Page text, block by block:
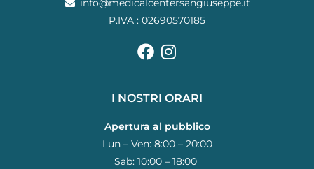
info@medicalcentersangiuseppe.it
P.IVA : 02690570185
I NOSTRI ORARI
Apertura al pubblico
Lun – Ven: 8:00 – 20:00
Sab: 10:00 – 18:00